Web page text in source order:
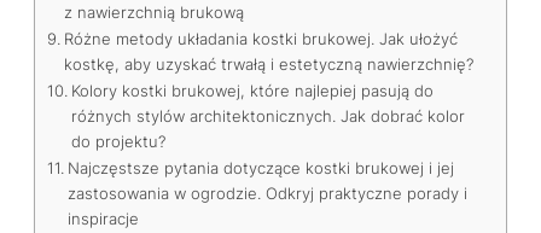
z nawierzchnią brukową
Różne metody układania kostki brukowej. Jak ułożyć
kostkę, aby uzyskać trwałą i estetyczną nawierzchnię?
Kolory kostki brukowej, które najlepiej pasują do
różnych stylów architektonicznych. Jak dobrać kolor
do projektu?
Najczęstsze pytania dotyczące kostki brukowej i jej
zastosowania w ogrodzie. Odkryj praktyczne porady i
inspiracje